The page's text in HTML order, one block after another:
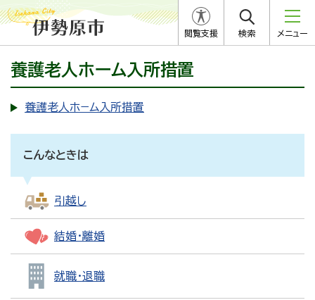
閲覧支援 検索 メニュー
養護老人ホーム入所措置
養護老人ホ−ム入所措置
こんなときは
引越し
結婚・離婚
就職・退職